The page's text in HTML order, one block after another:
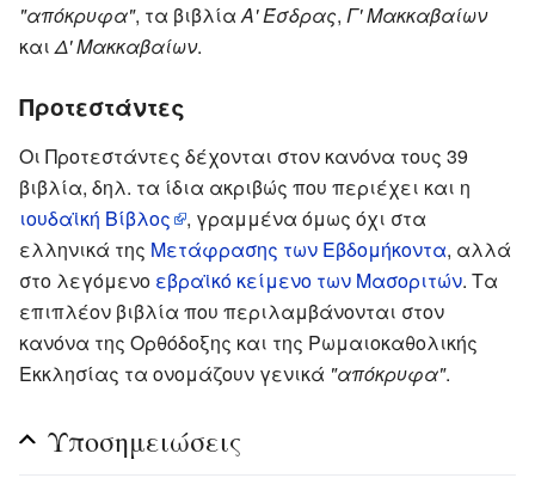
"απόκρυφα", τα βιβλία Α' Έσδρας, Γ' Μακκαβαίων
και Δ' Μακκαβαίων.
Προτεστάντες
Οι Προτεστάντες δέχονται στον κανόνα τους 39
βιβλία, δηλ. τα ίδια ακριβώς που περιέχει και η
ιουδαϊκή Βίβλος
, γραμμένα όμως όχι στα
ελληνικά της Μετάφρασης των Εβδομήκοντα, αλλά
στο λεγόμενο εβραϊκό κείμενο των Μασοριτών. Τα
επιπλέον βιβλία που περιλαμβάνονται στον
κανόνα της Ορθόδοξης και της Ρωμαιοκαθολικής
Εκκλησίας τα ονομάζουν γενικά "απόκρυφα".
Υποσημειώσεις